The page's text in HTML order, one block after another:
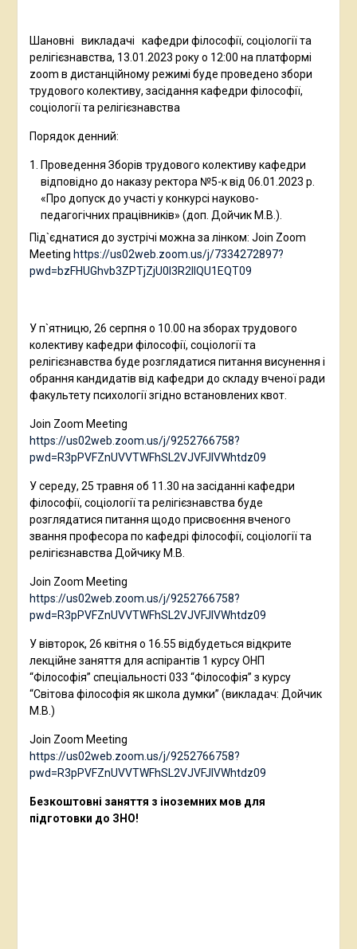
Шановні викладачі кафедри філософії, соціології та
релігієзнавства, 13.01.2023 року о 12:00 на платформі
zoom в дистанційному режимі буде проведено збори
трудового колективу, засідання кафедри філософії,
соціології та релігієзнавства
Порядок денний:
Проведення Зборів трудового колективу кафедри
відповідно до наказу ректора №5-к від 06.01.2023 р.
«Про допуск до участі у конкурсі науково-
педагогічних працівників» (доп. Дойчик М.В.).
Під`єднатися до зустрічі можна за лінком: Join Zoom
Meeting https://us02web.zoom.us/j/7334272897?
pwd=bzFHUGhvb3ZPTjZjU0l3R2llQU1EQT09
У п`ятницю, 26 серпня о 10.00 на зборах трудового
колективу кафедри філософії, соціології та
релігієзнавства буде розглядатися питання висунення і
обрання кандидатів від кафедри до складу вченої ради
факультету психології згідно встановлених квот.
Join Zoom Meeting
https://us02web.zoom.us/j/9252766758?
pwd=R3pPVFZnUVVTWFhSL2VJVFJlVWhtdz09
У середу, 25 травня об 11.30 на засіданні кафедри
філософії, соціології та релігієзнавства буде
розглядатися питання щодо присвоєння вченого
звання професора по кафедрі філософії, соціології та
релігієзнавства Дойчику М.В.
Join Zoom Meeting
https://us02web.zoom.us/j/9252766758?
pwd=R3pPVFZnUVVTWFhSL2VJVFJlVWhtdz09
У вівторок, 26 квітня о 16.55 відбудеться відкрите
лекційне заняття для аспірантів 1 курсу ОНП
“Філософія” спеціальності 033 “Філософія” з курсу
“Світова філософія як школа думки” (викладач: Дойчик
М.В.)
Join Zoom Meeting
https://us02web.zoom.us/j/9252766758?
pwd=R3pPVFZnUVVTWFhSL2VJVFJlVWhtdz09
Безкоштовні заняття з іноземних мов для
підготовки до ЗНО!